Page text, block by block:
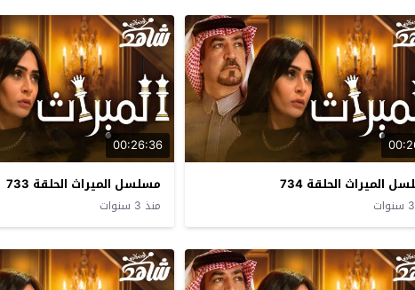
الميراث الحلقة 734
00:26:36
مسلسل الميراث الحلقة 733
منذ 3 سنوات